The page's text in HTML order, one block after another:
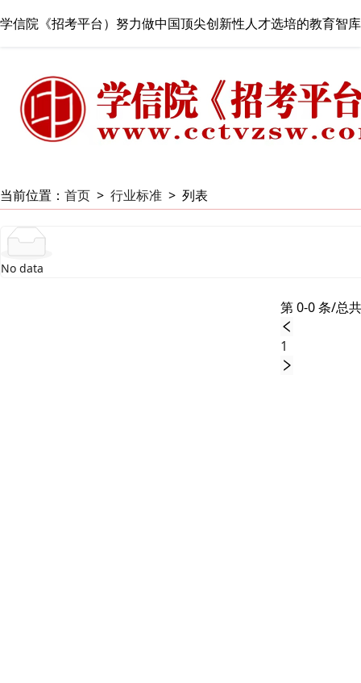
学信院《招考平台）努力做中国顶尖创新性人才选培的教育智库
当前位置： 首页 > 行业标准 > 列表
No data
第 0-0 条/总
1